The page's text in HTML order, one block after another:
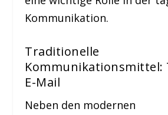
Kommunikation.
Traditionelle
Kommunikationsmittel:
E-Mail
Neben den modernen